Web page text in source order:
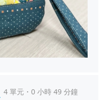
4 單元・0 小時 49 分鐘